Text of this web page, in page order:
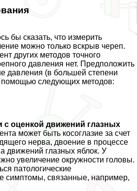
бы сказать, что измерить
можно только вскрыв череп.
других методов точного
давления нет. Предположить
давления (в большей степени
следующих методов:
с оценкой движений глазных
может быть косоглазие за счет
нерва, двоение в процессе
движений глазных яблок. У
увеличение окружности головы.
патологические
симптомы, связанные, например,